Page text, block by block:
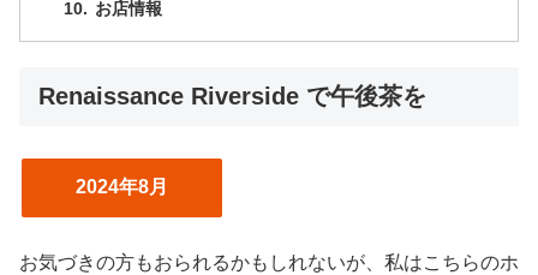
お店情報
Renaissance Riverside で午後茶を
2024年8月
お気づきの方もおられるかもしれないが、私はこちらのホ